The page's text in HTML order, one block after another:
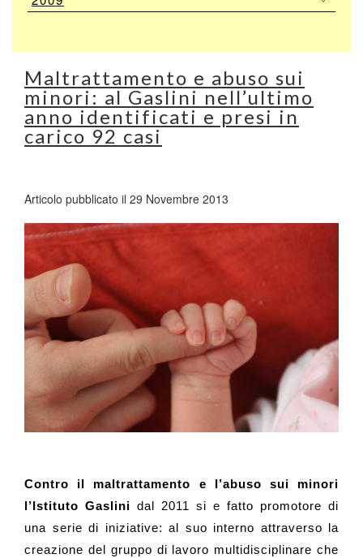
Maltrattamento e abuso sui
minori: al Gaslini nell’ultimo
anno identificati e presi in
carico 92 casi
Articolo pubblicato il 29 Novembre 2013
Contro il maltrattamento e l’abuso sui minori
l’Istituto Gaslini dal 2011 si e fatto promotore di
una serie di iniziative: al suo interno attraverso la
creazione del gruppo di lavoro multidisciplinare che